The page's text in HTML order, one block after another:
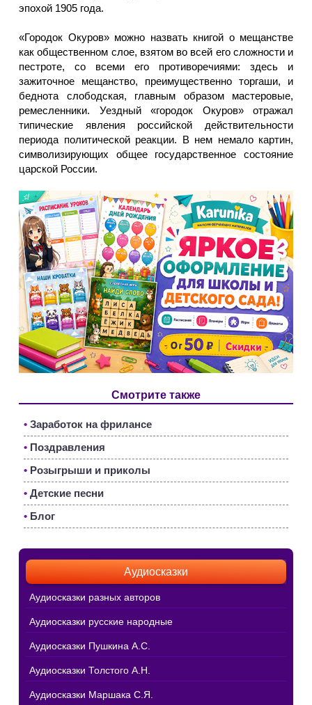
эпохой 1905 года.
«Городок Окуров» можно назвать книгой о мещанстве
как общественном слое, взятом во всей его сложности и
пестроте, со всеми его противоречиями: здесь и
зажиточное мещанство, преимущественно торгаши, и
беднота слободская, главным образом мастеровые,
ремесленники. Уездный «городок Окуров» отражал
типические явления российской действительности
периода политической реакции. В нем немало картин,
символизирующих общее государственное состояние
царской России.
Смотрите также
• Заработок на фрилансе
• Поздравления
• Розыгрыши и приколы
• Детские песни
• Блог
Аудиосказки
Аудиосказки разных авторов
Аудиосказки русские народные
Аудиосказки Пушкина А.С.
Аудиосказки Толстого А.Н.
Аудиосказки Маршака С.Я.